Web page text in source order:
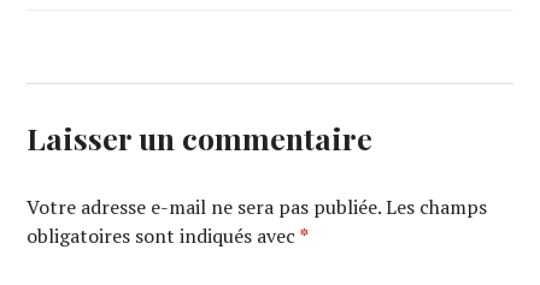
Laisser un commentaire
Votre adresse e-mail ne sera pas publiée. Les champs
obligatoires sont indiqués avec*